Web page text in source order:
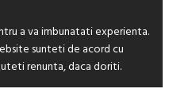
a va imbunatati experienta.
sunteti de acord cu
renunta, daca doriti.